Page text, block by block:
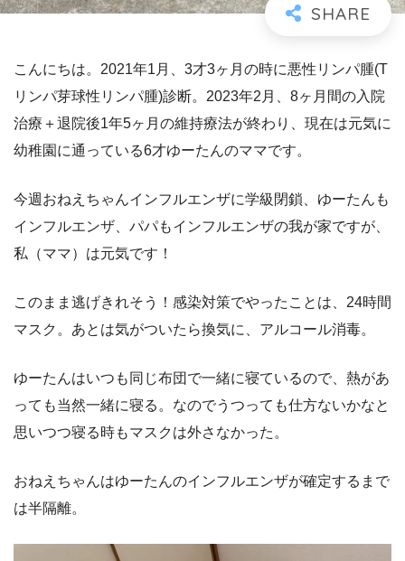
こんにちは。2021年1月、3才3ヶ月の時に悪性リンパ腫(T
リンパ芽球性リンパ腫)診断。2023年2月、8ヶ月間の入院
治療＋退院後1年5ヶ月の維持療法が終わり、現在は元気に
幼稚園に通っている6才ゆーたんのママです。
今週おねえちゃんインフルエンザに学級閉鎖、ゆーたんも
インフルエンザ、パパもインフルエンザの我が家ですが、
私（ママ）は元気です！
このまま逃げきれそう！感染対策でやったことは、24時間
マスク。あとは気がついたら換気に、アルコール消毒。
ゆーたんはいつも同じ布団で一緒に寝ているので、熱があ
っても当然一緒に寝る。なのでうつっても仕方ないかなと
思いつつ寝る時もマスクは外さなかった。
おねえちゃんはゆーたんのインフルエンザが確定するまで
は半隔離。